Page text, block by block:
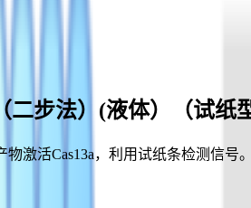
二步法）(液体）（试纸
激活Cas13a，利用试纸条检测信号